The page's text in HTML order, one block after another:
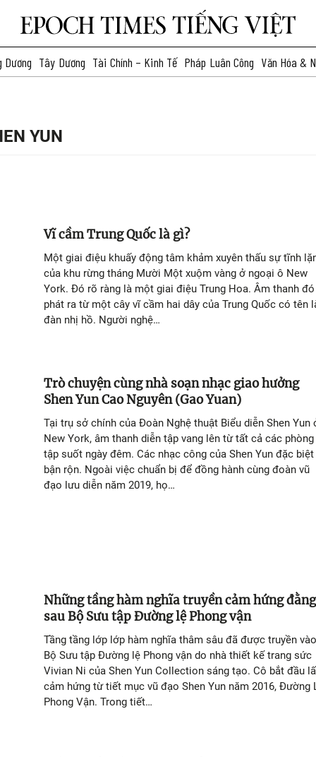
Dương Tây Dương Tài Chính – Kinh Tế Pháp Luân Công Văn Hóa &
YUN
Vĩ cầm Trung Quốc là gì?
Một giai điệu khuấy động tâm khảm xuyên thấu sự tĩnh
của khu rừng tháng Mười Một xuộm vàng ở ngoại ô New
York. Đó rõ ràng là một giai điệu Trung Hoa. Âm thanh đó
phát ra từ một cây vĩ cầm hai dây của Trung Quốc có tên
đàn nhị hồ. Người nghệ…
Trò chuyện cùng nhà soạn nhạc giao hưởng
Shen Yun Cao Nguyên (Gao Yuan)
Tại trụ sở chính của Đoàn Nghệ thuật Biểu diễn Shen Yun
New York, âm thanh diễn tập vang lên từ tất cả các phòng
tập suốt ngày đêm. Các nhạc công của Shen Yun đặc biệt
bận rộn. Ngoài việc chuẩn bị để đồng hành cùng đoàn vũ
đạo lưu diễn năm 2019, họ…
Những tầng hàm nghĩa truyền cảm hứng đằng
sau Bộ Sưu tập Đường lệ Phong vận
Tầng tầng lớp lớp hàm nghĩa thâm sâu đã được truyền vào
Bộ Sưu tập Đường lệ Phong vận do nhà thiết kế trang sức
Vivian Ni của Shen Yun Collection sáng tạo. Cô bắt đầu
cảm hứng từ tiết mục vũ đạo Shen Yun năm 2016, Đường
Phong Vận. Trong tiết…